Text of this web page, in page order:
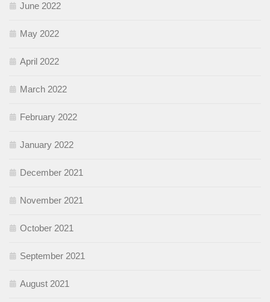
June 2022
May 2022
April 2022
March 2022
February 2022
January 2022
December 2021
November 2021
October 2021
September 2021
August 2021